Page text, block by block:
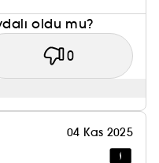
oldu mu?
0
04 Kas 2025